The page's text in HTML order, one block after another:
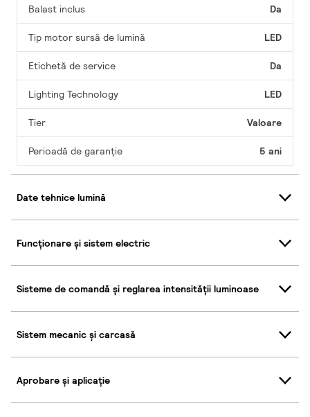
Balast inclus Da
Tip motor sursă de lumină LED
Etichetă de service Da
Lighting Technology LED
Tier Valoare
Perioadă de garanţie 5 ani
Date tehnice lumină
Funcționare și sistem electric
Sisteme de comandă și reglarea intensității luminoase
Sistem mecanic și carcasă
Aprobare și aplicație